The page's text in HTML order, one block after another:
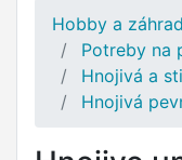
Hobby a
Potreby na
Hnojivá a
Hnojivá